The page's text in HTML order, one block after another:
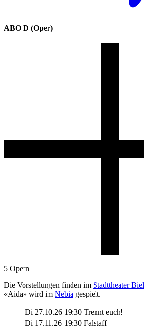
ABO D (Oper)
5 Opern
Die Vorstellungen finden im Stadttheater Biel
«Aida» wird im Nebia gespielt.
Di 27.10.26 19:30 Trennt euch!
Di 17.11.26 19:30 Falstaff